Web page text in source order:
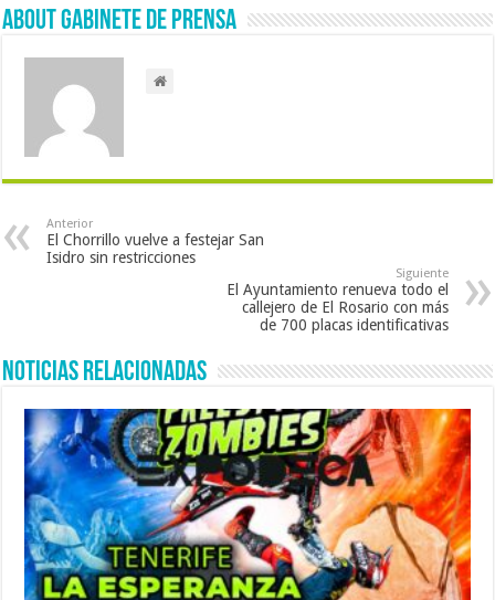
About Gabinete de Prensa
Anterior
El Chorrillo vuelve a festejar San
Isidro sin restricciones
Siguiente
El Ayuntamiento renueva todo el
callejero de El Rosario con más
de 700 placas identificativas
Noticias Relacionadas